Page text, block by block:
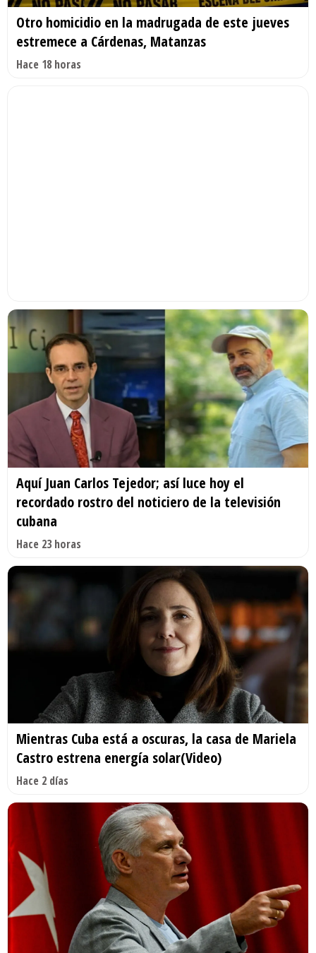
Otro homicidio en la madrugada de este jueves
estremece a Cárdenas, Matanzas
Hace 18 horas
Aquí Juan Carlos Tejedor; así luce hoy el
recordado rostro del noticiero de la televisión
cubana
Hace 23 horas
Mientras Cuba está a oscuras, la casa de Mariela
Castro estrena energía solar(Video)
Hace 2 días